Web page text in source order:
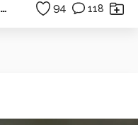
Noordse witsnuitlibel met een gouden randje. 94 118